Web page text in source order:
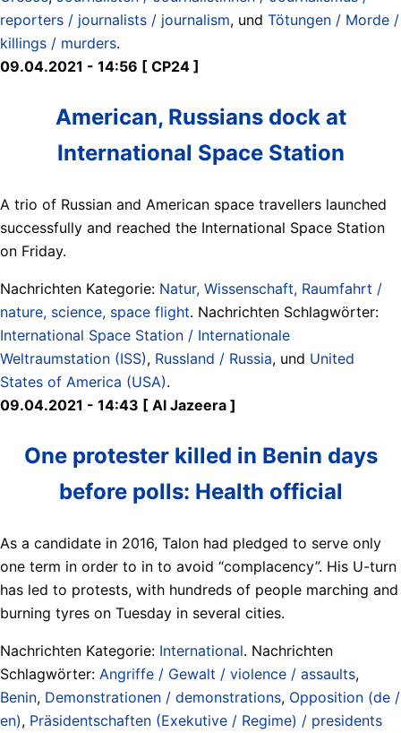
reporters / journalists / journalism, und Tötungen / Morde /
killings / murders.
09.04.2021 - 14:56 [ CP24 ]
American, Russians dock at
International Space Station
A trio of Russian and American space travellers launched
successfully and reached the International Space Station
on Friday.
Nachrichten Kategorie: Natur, Wissenschaft, Raumfahrt /
nature, science, space flight. Nachrichten Schlagwörter:
International Space Station / Internationale
Weltraumstation (ISS), Russland / Russia, und United
States of America (USA).
09.04.2021 - 14:43 [ Al Jazeera ]
One protester killed in Benin days
before polls: Health official
As a candidate in 2016, Talon had pledged to serve only
one term in order to in to avoid “complacency”. His U-turn
has led to protests, with hundreds of people marching and
burning tyres on Tuesday in several cities.
Nachrichten Kategorie: International. Nachrichten
Schlagwörter: Angriffe / Gewalt / violence / assaults,
Benin, Demonstrationen / demonstrations, Opposition (de /
en), Präsidentschaften (Exekutive / Regime) / presidents